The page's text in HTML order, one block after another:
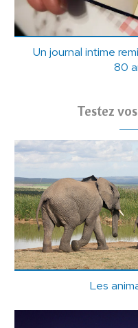
Un journal intime
80
Testez
Les